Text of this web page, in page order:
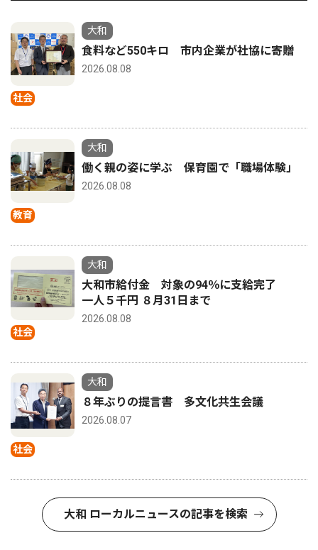
社会
大和
食料など550キロ 市内企業が社協に寄贈
2026.08.08
教育
大和
働く親の姿に学ぶ 保育園で「職場体験」
2026.08.08
社会
大和
大和市給付金 対象の94％に支給完了
一人５千円 ８月31日まで
2026.08.08
社会
大和
８年ぶりの提言書 多文化共生会議
2026.08.07
大和 ローカルニュースの記事を検索